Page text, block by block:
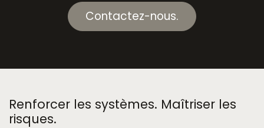
Contactez-nous.
Renforcer les systèmes. Maîtriser les
risques.